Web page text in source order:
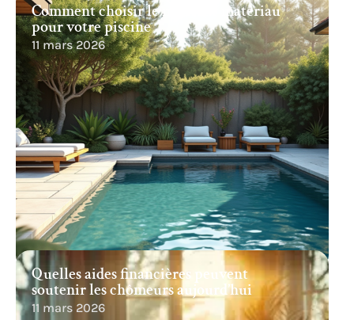
Comment choisir le meilleur matériau
pour votre piscine
11 mars 2026
Quelles aides financières peuvent
soutenir les chômeurs aujourd’hui
11 mars 2026